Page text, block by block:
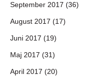
September 2017 (36)
August 2017 (17)
Juni 2017 (19)
Maj 2017 (31)
April 2017 (20)